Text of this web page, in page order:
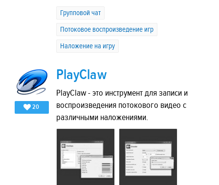
Групповой чат
Потоковое воспроизведение игр
Наложение на игру
20
PlayClaw
PlayClaw - это инструмент для записи и
воспроизведения потокового видео с
различными наложениями.